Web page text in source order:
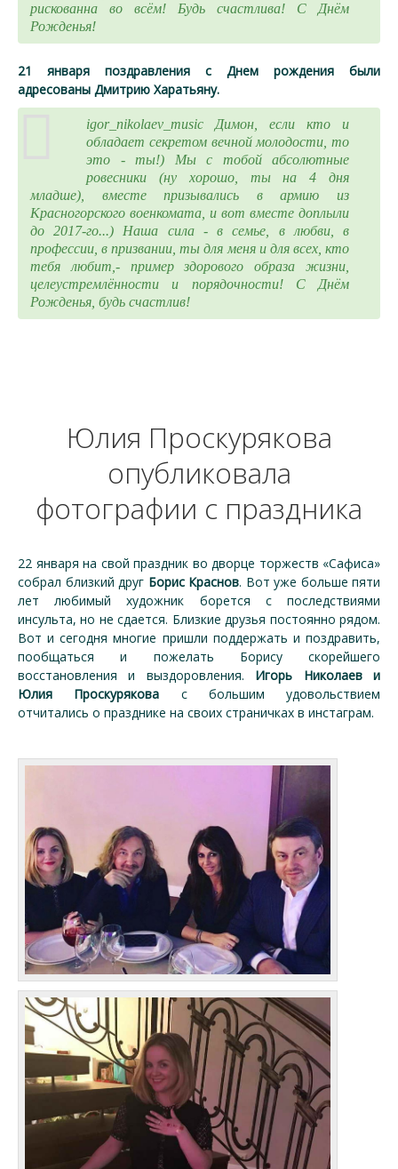
рискованна во всём! Будь счастлива! С Днём
Рожденья!
21 января поздравления с Днем рождения были
адресованы Дмитрию Харатьяну.
igor_nikolaev_music Димон, если кто и
обладает секретом вечной молодости, то
это - ты!) Мы с тобой абсолютные
ровесники (ну хорошо, ты на 4 дня
младше), вместе призывались в армию из
Красногорского военкомата, и вот вместе доплыли
до 2017-го...) Наша сила - в семье, в любви, в
профессии, в призвании, ты для меня и для всех, кто
тебя любит,- пример здорового образа жизни,
целеустремлённости и порядочности! С Днём
Рожденья, будь счастлив!
Юлия Проскурякова
опубликовала
фотографии с праздника
22 января на свой праздник во дворце торжеств «Сафиса»
собрал близкий друг Борис Краснов. Вот уже больше пяти
лет любимый художник борется с последствиями
инсульта, но не сдается. Близкие друзья постоянно рядом.
Вот и сегодня многие пришли поддержать и поздравить,
пообщаться и пожелать Борису скорейшего
восстановления и выздоровления. Игорь Николаев и
Юлия Проскурякова с большим удовольствием
отчитались о празднике на своих страничках в инстаграм.